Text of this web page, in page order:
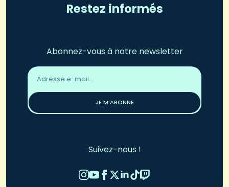
Restez informés
Abonnez-vous à notre newsletter
Adresse
email
JE M’ABONNE
Suivez-nous !